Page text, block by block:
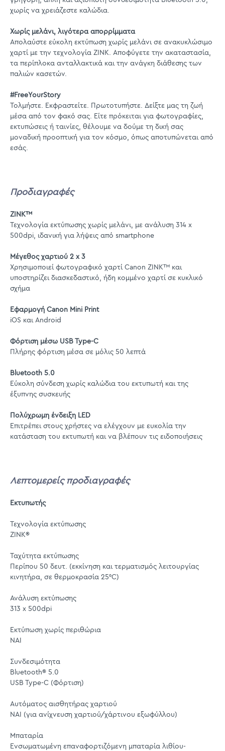
χωρίς να χρειάζεστε καλώδια.
Χωρίς μελάνι, λιγότερα απορρίμματα
Απολαύστε εύκολη εκτύπωση χωρίς μελάνι σε ανακυκλώσιμο
χαρτί με την τεχνολογία ZINK. Αποφύγετε την ακαταστασία,
τα περίπλοκα ανταλλακτικά και την ανάγκη διάθεσης των
παλιών κασετών.
#FreeYourStory
Τολμήστε. Εκφραστείτε. Πρωτοτυπήστε. Δείξτε μας τη ζωή
μέσα από τον φακό σας. Είτε πρόκειται για φωτογραφίες,
εκτυπώσεις ή ταινίες, θέλουμε να δούμε τη δική σας
μοναδική προοπτική για τον κόσμο, όπως αποτυπώνεται από
εσάς.
Προδιαγραφές
ZINK™
Τεχνολογία εκτύπωσης χωρίς μελάνι, με ανάλυση 314 x
500dpi, ιδανική για λήψεις από smartphone
Μέγεθος χαρτιού 2 x 3
Χρησιμοποιεί φωτογραφικό χαρτί Canon ZINK™ και
υποστηρίζει διασκεδαστικό, ήδη κομμένο χαρτί σε κυκλικό
σχήμα
Εφαρμογή Canon Mini Print
iOS και Android
Φόρτιση μέσω USB Type-C
Πλήρης φόρτιση μέσα σε μόλις 50 λεπτά
Bluetooth 5.0
Εύκολη σύνδεση χωρίς καλώδια του εκτυπωτή και της
έξυπνης συσκευής
Πολύχρωμη ένδειξη LED
Επιτρέπει στους χρήστες να ελέγχουν με ευκολία την
κατάσταση του εκτυπωτή και να βλέπουν τις ειδοποιήσεις
Λεπτομερείς προδιαγραφές
Εκτυπωτής
Τεχνολογία εκτύπωσης
ZINK®
Ταχύτητα εκτύπωσης
Περίπου 50 δευτ. (εκκίνηση και τερματισμός λειτουργίας
κινητήρα, σε θερμοκρασία 25°C)
Ανάλυση εκτύπωσης
313 x 500dpi
Εκτύπωση χωρίς περιθώρια
ΝΑΙ
Συνδεσιμότητα
Bluetooth® 5.0
USB Type-C (Φόρτιση)
Αυτόματος αισθητήρας χαρτιού
ΝΑΙ (για ανίχνευση χαρτιού/χάρτινου εξωφύλλου)
Μπαταρία
Ενσωματωμένη επαναφορτιζόμενη μπαταρία λιθίου-